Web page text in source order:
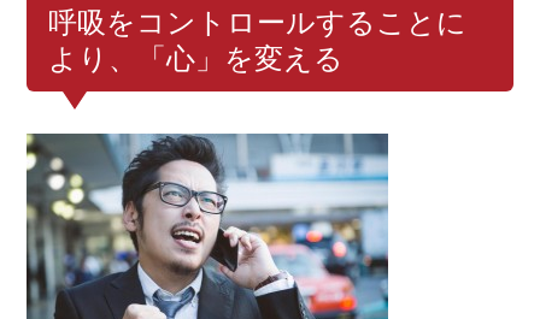
呼吸をコントロールすることに
より、「心」を変える